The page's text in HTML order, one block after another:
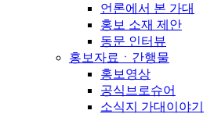
언론에서 본 가대
홍보 소재 제안
동문 인터뷰
홍보자료ㆍ간행물
홍보영상
공식브로슈어
소식지 가대이야기